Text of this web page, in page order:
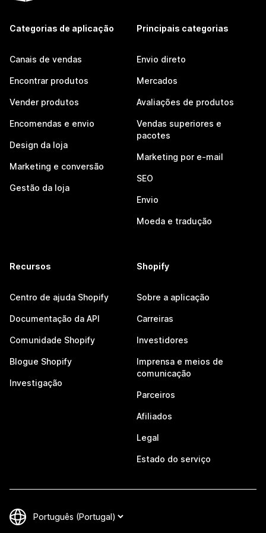
Categorias de aplicação
Canais de vendas
Encontrar produtos
Vender produtos
Encomendas e envio
Design da loja
Marketing e conversão
Gestão da loja
Principais categorias
Envio direto
Mercados
Avaliações de produtos
Vendas superiores e
pacotes
Marketing por e-mail
SEO
Envio
Moeda e tradução
Recursos
Centro de ajuda Shopify
Documentação da API
Comunidade Shopify
Blogue Shopify
Investigação
Shopify
Sobre a aplicação
Carreiras
Investidores
Imprensa e meios de
comunicação
Parceiros
Afiliados
Legal
Estado do serviço